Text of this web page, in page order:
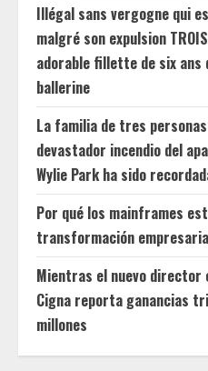
Illégal sans vergogne qui
malgré son expulsion
adorable fillette de six ans
ballerine
La familia de tres
devastador incendio del
Wylie Park ha sido
Por qué los mainframes
transformación
Mientras el nuevo director
Cigna reporta ganancias
millones